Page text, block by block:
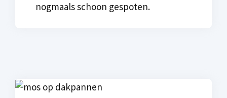
nogmaals schoon gespoten.